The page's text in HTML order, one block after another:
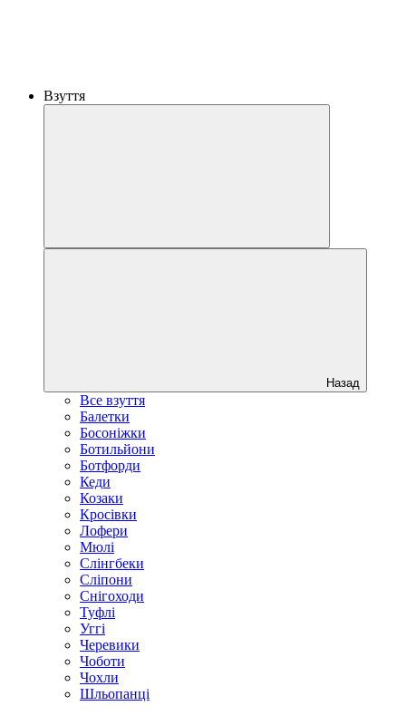
Взуття
Назад
Все взуття
Балетки
Босоніжки
Ботильйони
Ботфорди
Кеди
Козаки
Кросівки
Лофери
Мюлі
Слінгбеки
Сліпони
Снігоходи
Туфлі
Уггі
Черевики
Чоботи
Чохли
Шльопанці